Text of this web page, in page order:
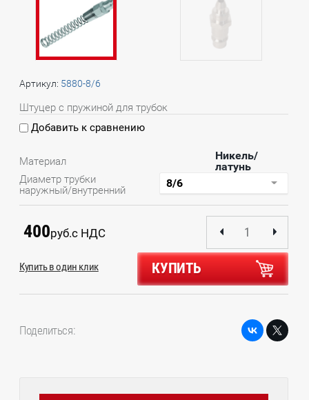
Артикул: 5880-8/6
Штуцер с пружиной для трубок
Добавить к сравнению
Материал
Никель/
латунь
Диаметр трубки
наружный/внутренний
400руб.с НДС
КУПИТЬ
Купить в один клик
Поделиться: